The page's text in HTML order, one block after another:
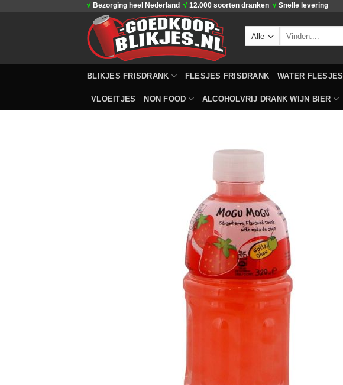
√ Bezorging heel Nederland √ 12.000 soorten dranken √ Snelle levering
BLIKJES FRISDRANK FLESJES FRISDRANK WATER FLESJES
VLOEITJES NON FOOD ALCOHOLVRIJ DRANK WIJN BIER